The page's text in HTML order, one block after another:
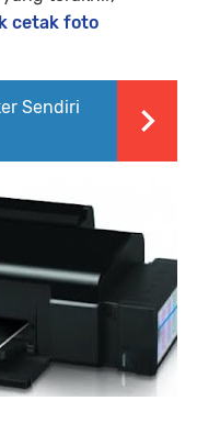
cetak foto
Sendiri